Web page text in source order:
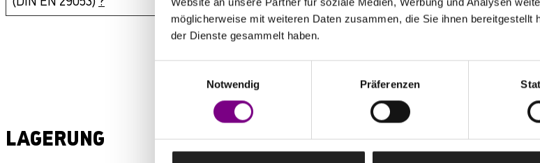
möglicherweise mit weiteren Daten zusammen, die Sie ihnen bereitgestellt
der Dienste gesammelt haben.
Notwendig
Präferenzen
LAGERUNG